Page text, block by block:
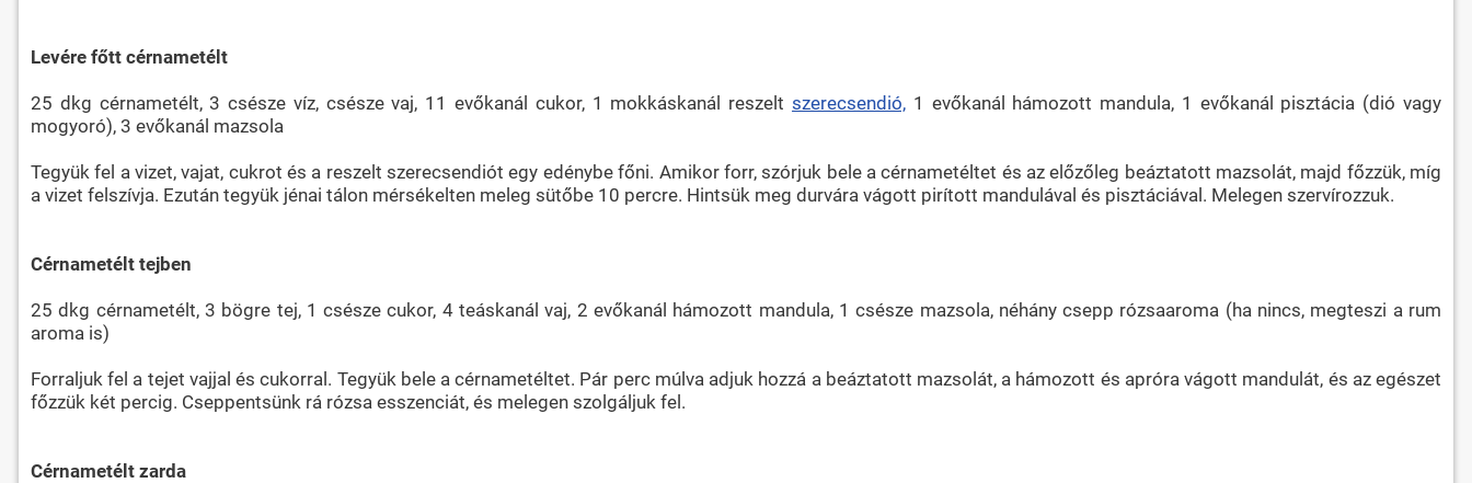
Levére főtt cérnametélt
25 dkg cérnametélt, 3 csésze víz, csésze vaj, 11 evőkanál cukor, 1 mokkáskanál reszelt szerecsendió,1 evőkanál hámozott mandula, 1 evőkanál pisztácia (dió vagy
mogyoró), 3 evőkanál mazsola
Tegyük fel a vizet, vajat, cukrot és a reszelt szerecsendiót egy edénybe főni. Amikor forr, szórjuk bele a cérnametéltet és az előzőleg beáztatott mazsolát, majd főzzük, míg
a vizet felszívja. Ezután tegyük jénai tálon mérsékelten meleg sütőbe 10 percre. Hintsük meg durvára vágott pirított mandulával és pisztáciával. Melegen szervírozzuk.
Cérnametélt tejben
25 dkg cérnametélt, 3 bögre tej, 1 csésze cukor, 4 teáskanál vaj, 2 evőkanál hámozott mandula, 1 csésze mazsola, néhány csepp rózsaaroma (ha nincs, megteszi a rum
aroma is)
Forraljuk fel a tejet vajjal és cukorral. Tegyük bele a cérnametéltet. Pár perc múlva adjuk hozzá a beáztatott mazsolát, a hámozott és apróra vágott mandulát, és az egészet
főzzük két percig. Cseppentsünk rá rózsa esszenciát, és melegen szolgáljuk fel.
Cérnametélt zarda